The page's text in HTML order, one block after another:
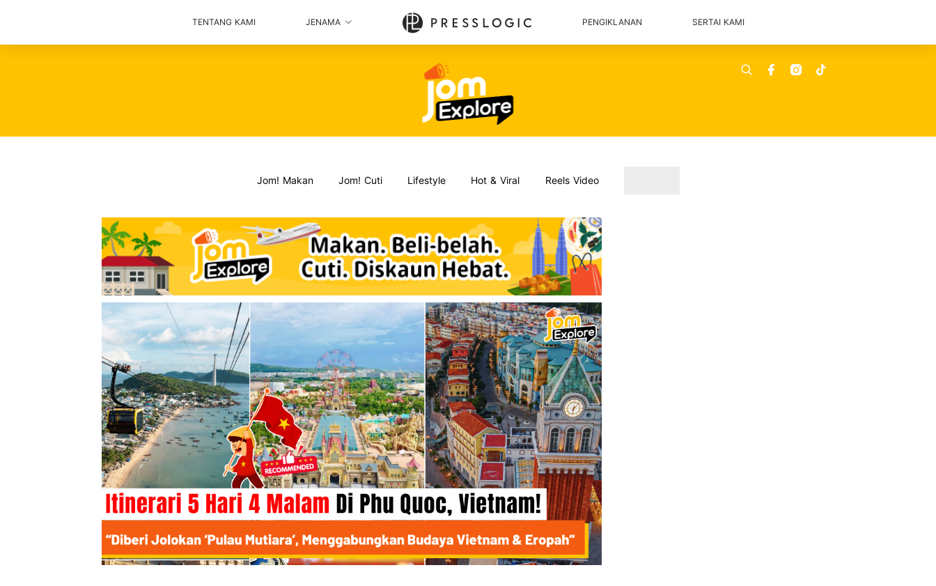
TENTANG KAMI JENAMA PENGIKLANAN SERTAI KAMI
Jom! Makan Jom! Cuti Lifestyle Hot & Viral Reels Video